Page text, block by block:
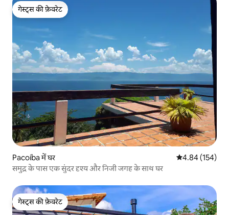
गेस्ट्स की फ़ेवरेट
गेस्ट्स की फ़ेवरेट
Pacoíba में घर औसत रेटिंग 5 में से
4.84 (154)
समुद्र के पास एक सुंदर दृश्य और निजी जगह के साथ घर
गेस्ट्स की फ़ेवरेट
गेस्ट्स की फ़ेवरेट